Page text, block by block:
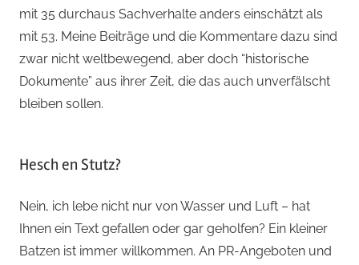
mit 35 durchaus Sachverhalte anders einschätzt als
mit 53. Meine Beiträge und die Kommentare dazu sind
zwar nicht weltbewegend, aber doch “historische
Dokumente” aus ihrer Zeit, die das auch unverfälscht
bleiben sollen.
Hesch en Stutz?
Nein, ich lebe nicht nur von Wasser und Luft – hat
Ihnen ein Text gefallen oder gar geholfen? Ein kleiner
Batzen ist immer willkommen. An PR-Angeboten und